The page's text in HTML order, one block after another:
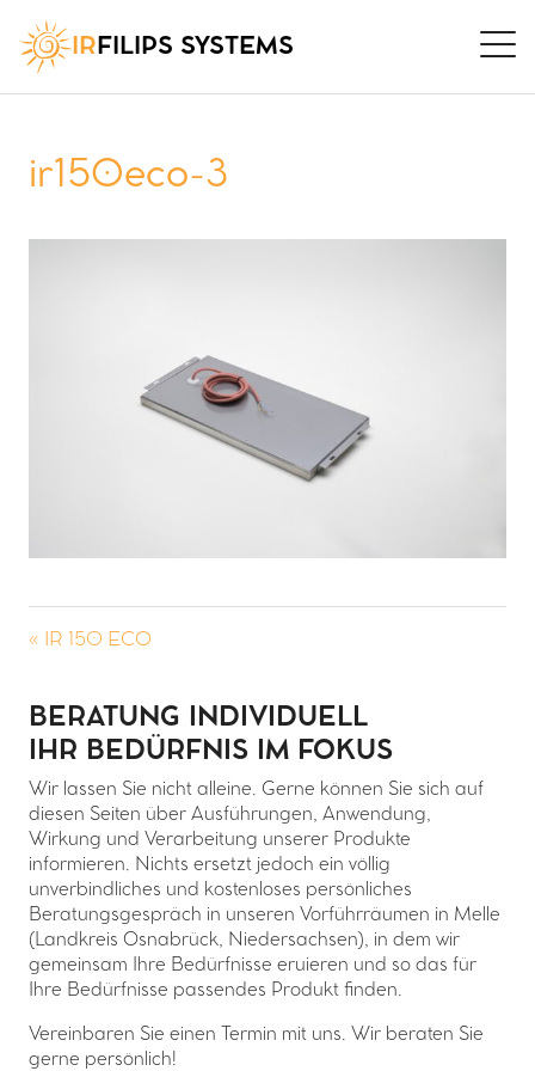
IR FILIPS SYSTEMS
ir150eco-3
« IR 150 ECO
BERATUNG INDIVIDUELL
IHR BEDÜRFNIS IM FOKUS
Wir lassen Sie nicht alleine. Gerne können Sie sich auf
diesen Seiten über Ausführungen, Anwendung,
Wirkung und Verarbeitung unserer Produkte
informieren. Nichts ersetzt jedoch ein völlig
unverbindliches und kostenloses persönliches
Beratungsgespräch in unseren Vorführräumen in Melle
(Landkreis Osnabrück, Niedersachsen), in dem wir
gemeinsam Ihre Bedürfnisse eruieren und so das für
Ihre Bedürfnisse passendes Produkt finden.
Vereinbaren Sie einen Termin mit uns. Wir beraten Sie
gerne persönlich!